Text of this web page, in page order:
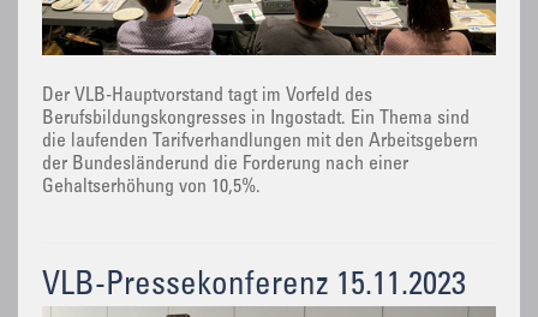
Der VLB-Hauptvorstand tagt im Vorfeld des
Berufsbildungskongresses in Ingostadt. Ein Thema sind
die laufenden Tarifverhandlungen mit den Arbeitsgebern
der Bundesländerund die Forderung nach einer
Gehaltserhöhung von 10,5%.
VLB-Pressekonferenz 15.11.2023